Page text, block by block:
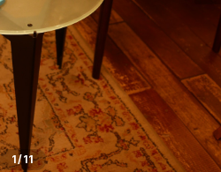
1/11